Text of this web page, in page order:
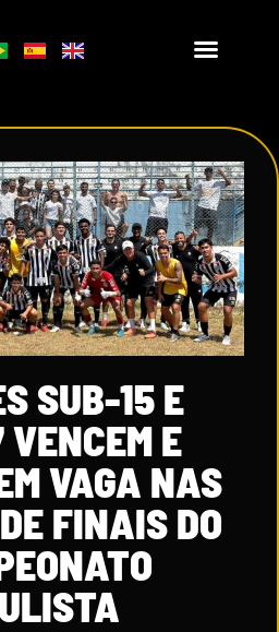
SUB-15 E
E
VAGA NAS
FINAIS DO